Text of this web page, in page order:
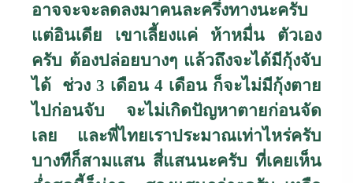
อาจจะจะลดลงมาคนละครึ่งทางนะครับ
แต่อินเดีย เขาเลี้ยงแค่ ห้าหมื่น ตัวเอง
ครับ ต้องปล่อยบางๆ แล้วถึงจะได้มีกุ้งจับ
ได้ ช่วง 3 เดือน 4 เดือน ก็จะไม่มีกุ้งตาย
ไปก่อนจับ จะไม่เกิดปัญหาตายก่อนจัด
เลย และพี่ไทยเราประมาณเท่าไหร่ครับ
บางทีก็สามแสน สี่แสนนะครับ ที่เคยเห็น